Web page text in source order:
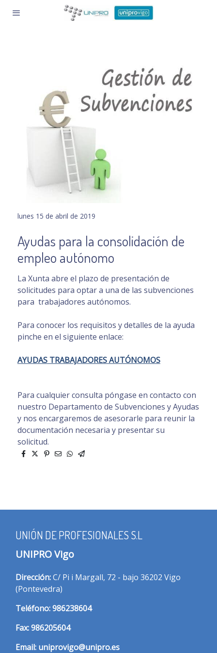
lunes 15 de abril de 2019
Ayudas para la consolidación de
empleo autónomo
La Xunta abre el plazo de presentación de
solicitudes para optar a una de las subvenciones
para trabajadores autónomos.
Para conocer los requisitos y detalles de la ayuda
pinche en el siguiente enlace:
AYUDAS TRABAJADORES AUTÓNOMOS
Para cualquier consulta póngase en contacto con
nuestro Departamento de Subvenciones y Ayudas
y nos encargaremos de asesorarle para reunir la
documentación necesaria y presentar su
solicitud.
UNIÓN DE PROFESIONALES S.L
UNIPRO Vigo
Dirección:C/ Pi i Margall, 72 - bajo 36202 Vigo
(Pontevedra)
Teléfono:986238604
Fax:986205604
Email: uniprovigo@unipro.es